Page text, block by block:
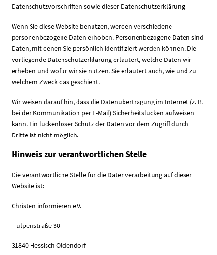
Datenschutzvorschriften sowie dieser Datenschutzerklärung.
Wenn Sie diese Website benutzen, werden verschiedene
personenbezogene Daten erhoben. Personenbezogene Daten sind
Daten, mit denen Sie persönlich identifiziert werden können. Die
vorliegende Datenschutzerklärung erläutert, welche Daten wir
erheben und wofür wir sie nutzen. Sie erläutert auch, wie und zu
welchem Zweck das geschieht.
Wir weisen darauf hin, dass die Datenübertragung im Internet (z. B.
bei der Kommunikation per E-Mail) Sicherheitslücken aufweisen
kann. Ein lückenloser Schutz der Daten vor dem Zugriff durch
Dritte ist nicht möglich.
Hinweis zur verantwortlichen Stelle
Die verantwortliche Stelle für die Datenverarbeitung auf dieser
Website ist:
Christen informieren e.V.
Tulpenstraße 30
31840 Hessisch Oldendorf